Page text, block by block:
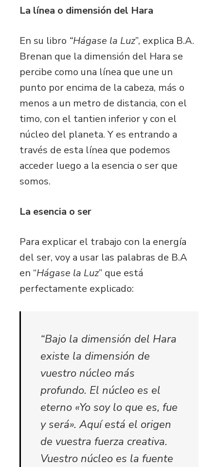
La línea o dimensión del Hara
En su libro “Hágase la Luz”, explica B.A.
Brenan que la dimensión del Hara se
percibe como una línea que une un
punto por encima de la cabeza, más o
menos a un metro de distancia, con el
timo, con el tantien inferior y con el
núcleo del planeta. Y es entrando a
través de esta línea que podemos
acceder luego a la esencia o ser que
somos.
La esencia o ser
Para explicar el trabajo con la energía
del ser, voy a usar las palabras de B.A
en “Hágase la Luz” que está
perfectamente explicado:
“Bajo la dimensión del Hara
existe la dimensión de
vuestro núcleo más
profundo. El núcleo es el
eterno «Yo soy lo que es, fue
y será». Aquí está el origen
de vuestra fuerza creativa.
Vuestro núcleo es la fuente